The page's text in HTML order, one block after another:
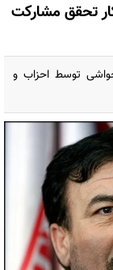
تحقق مشارکت
توسط احزاب و